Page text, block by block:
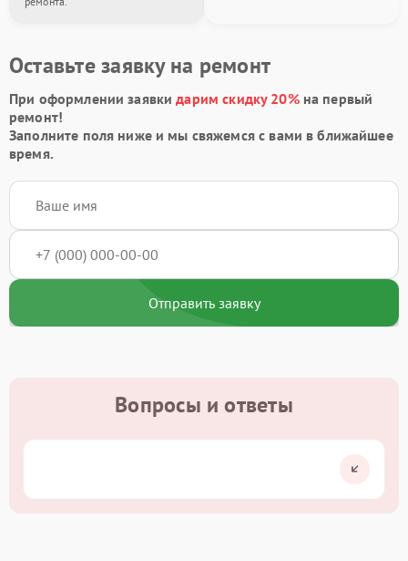
Оставьте заявку на ремонт
При оформлении заявкидарим скидку 20%на первый
ремонт!
Заполните поля ниже и мы свяжемся с вами в ближайшее
время.
Отправить заявку
Вопросы и ответы